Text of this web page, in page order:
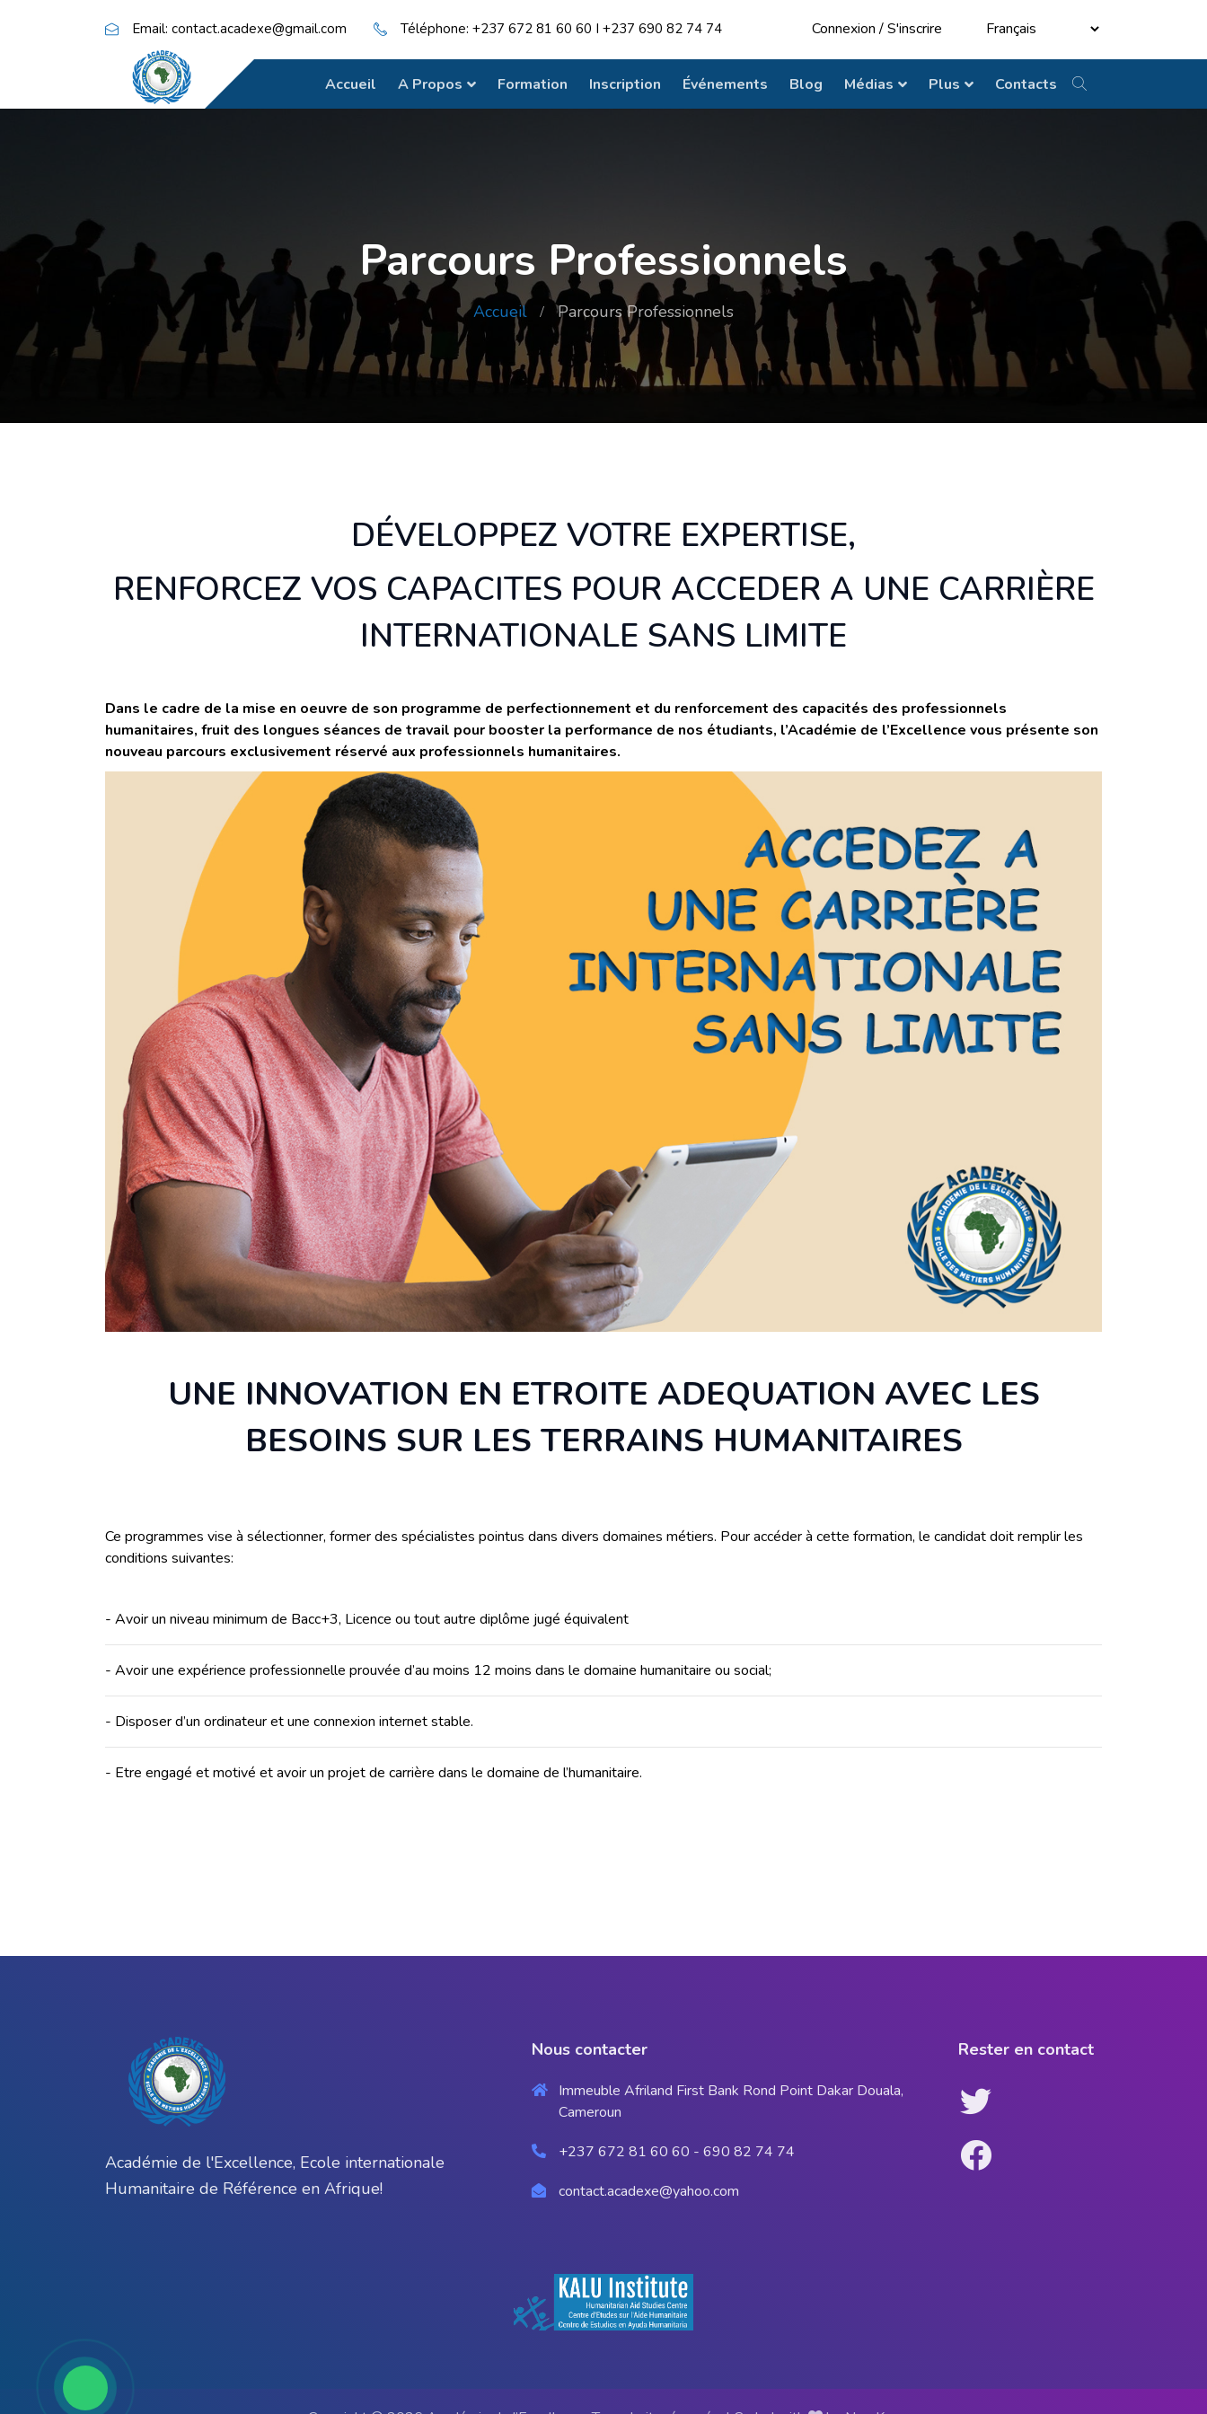
Email: contact.acadexe@gmail.com Téléphone: +237 672 81 60 60 I +237 690 82 74 74 Connexion /S'inscrire
Accueil A Propos Formation Inscription Événements Blog Médias Plus Contacts
Parcours Professionnels
Accueil Parcours Professionnels
DÉVELOPPEZ VOTRE EXPERTISE,
RENFORCEZ VOS CAPACITES POUR ACCEDER A UNE CARRIÈRE
INTERNATIONALE SANS LIMITE
Dans le cadre de la mise en oeuvre de son programme de perfectionnement et du renforcement des capacités des professionnels
humanitaires, fruit des longues séances de travail pour booster la performance de nos étudiants, l’Académie de l’Excellence vous présente son
nouveau parcours exclusivement réservé aux professionnels humanitaires.
UNE INNOVATION EN ETROITE ADEQUATION AVEC LES
BESOINS SUR LES TERRAINS HUMANITAIRES
Ce programmes vise à sélectionner, former des spécialistes pointus dans divers domaines métiers. Pour accéder à cette formation, le candidat doit remplir les
conditions suivantes:
- Avoir un niveau minimum de Bacc+3, Licence ou tout autre diplôme jugé équivalent
- Avoir une expérience professionnelle prouvée d’au moins 12 moins dans le domaine humanitaire ou social;
- Disposer d’un ordinateur et une connexion internet stable.
- Etre engagé et motivé et avoir un projet de carrière dans le domaine de l’humanitaire.
Académie de l'Excellence, Ecole internationale
Humanitaire de Référence en Afrique!
Nous contacter
Immeuble Afriland First Bank Rond Point Dakar Douala,
Cameroun
+237 672 81 60 60 - 690 82 74 74
contact.acadexe@yahoo.com
Rester en contact